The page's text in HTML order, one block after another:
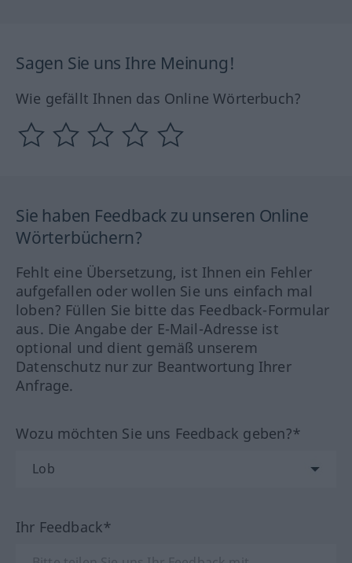
Sagen Sie uns Ihre Meinung!
Wie gefällt Ihnen das Online Wörterbuch?
Sie haben Feedback zu unseren Online
Wörterbüchern?
Fehlt eine Übersetzung, ist Ihnen ein Fehler
aufgefallen oder wollen Sie uns einfach mal
loben? Füllen Sie bitte das Feedback-Formular
aus. Die Angabe der E-Mail-Adresse ist
optional und dient gemäß unserem
Datenschutz nur zur Beantwortung Ihrer
Anfrage.
Wozu möchten Sie uns Feedback geben?*
Ihr Feedback*